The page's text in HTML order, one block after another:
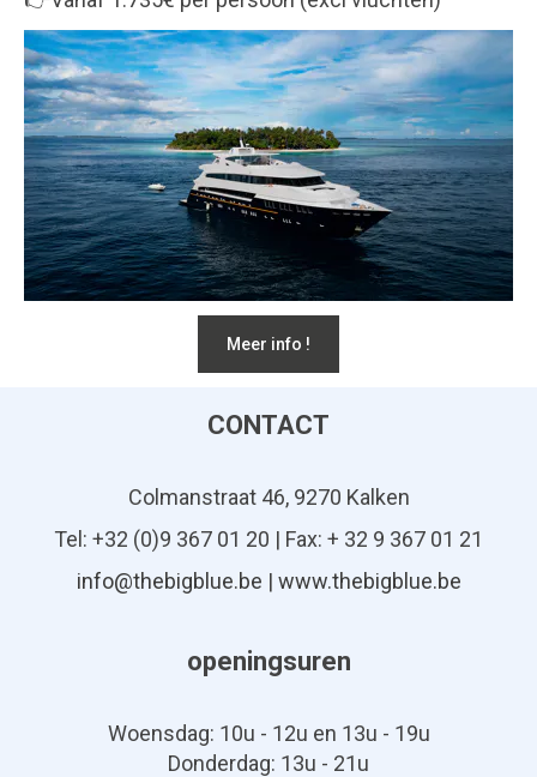
Meer info !
CONTACT
Colmanstraat 46, 9270 Kalken
Tel: +32 (0)9 367 01 20 | Fax: + 32 9 367 01 21
info@thebigblue.be | www.thebigblue.be
openingsuren
Woensdag: 10u - 12u en 13u - 19u
Donderdag: 13u - 21u